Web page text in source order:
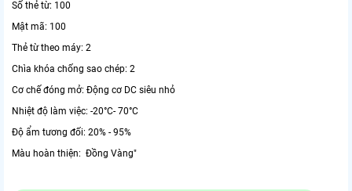
Số thẻ từ: 100
Mật mã: 100
Thẻ từ theo máy: 2
Chìa khóa chống sao chép: 2
Cơ chế đóng mở: Động cơ DC siêu nhỏ
Nhiệt độ làm việc: -20°C- 70°C
Độ ẩm tương đối: 20% - 95%
Màu hoàn thiện: Đồng Vàng"